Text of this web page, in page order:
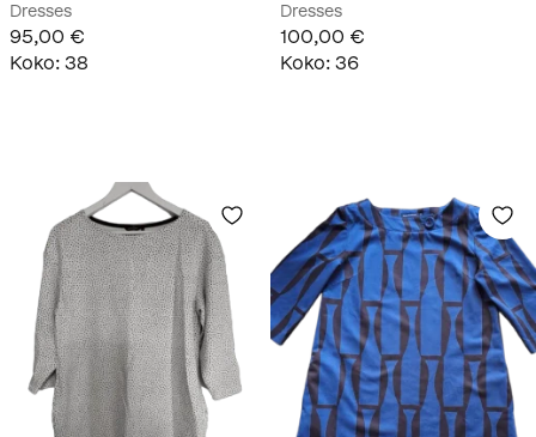
Dresses
95,00 €
Koko: 38
Dresses
100,00 €
Koko: 36